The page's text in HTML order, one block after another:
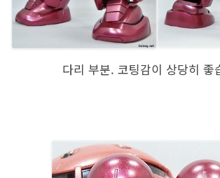
다리 부분. 코팅감이 상당히 좋